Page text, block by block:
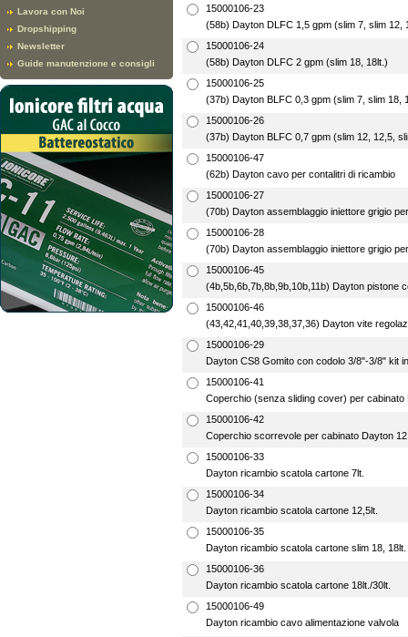
Lavora con Noi
Dropshipping
Newsletter
Guide manutenzione e consigli
15000106-23
(58b) Dayton DLFC 1,5 gpm (slim 7, slim 12,
15000106-24
(58b) Dayton DLFC 2 gpm (slim 18, 18lt.)
15000106-25
(37b) Dayton BLFC 0,3 gpm (slim 7, slim 18,
15000106-26
(37b) Dayton BLFC 0,7 gpm (slim 12, 12,5,
15000106-47
(62b) Dayton cavo per contalitri di ricambio
15000106-27
(70b) Dayton assemblaggio iniettore grigio
15000106-28
(70b) Dayton assemblaggio iniettore grigio
15000106-45
(4b,5b,6b,7b,8b,9b,10b,11b) Dayton pistone
15000106-46
(43,42,41,40,39,38,37,36) Dayton vite
15000106-29
Dayton CS8 Gomito con codolo 3/8"-3/8" kit
15000106-41
Coperchio (senza sliding cover) per cabinato
15000106-42
Coperchio scorrevole per cabinato Dayton
15000106-33
Dayton ricambio scatola cartone 7lt.
15000106-34
Dayton ricambio scatola cartone 12,5lt.
15000106-35
Dayton ricambio scatola cartone slim 18, 18lt.
15000106-36
Dayton ricambio scatola cartone 18lt./30lt.
15000106-49
Dayton ricambio cavo alimentazione valvola